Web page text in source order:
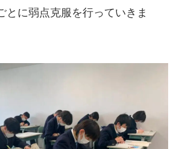
とに弱点克服を行っていきま